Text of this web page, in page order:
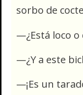
sorbo de
—¿Está loco o
—¿Y a este
—¡Es un